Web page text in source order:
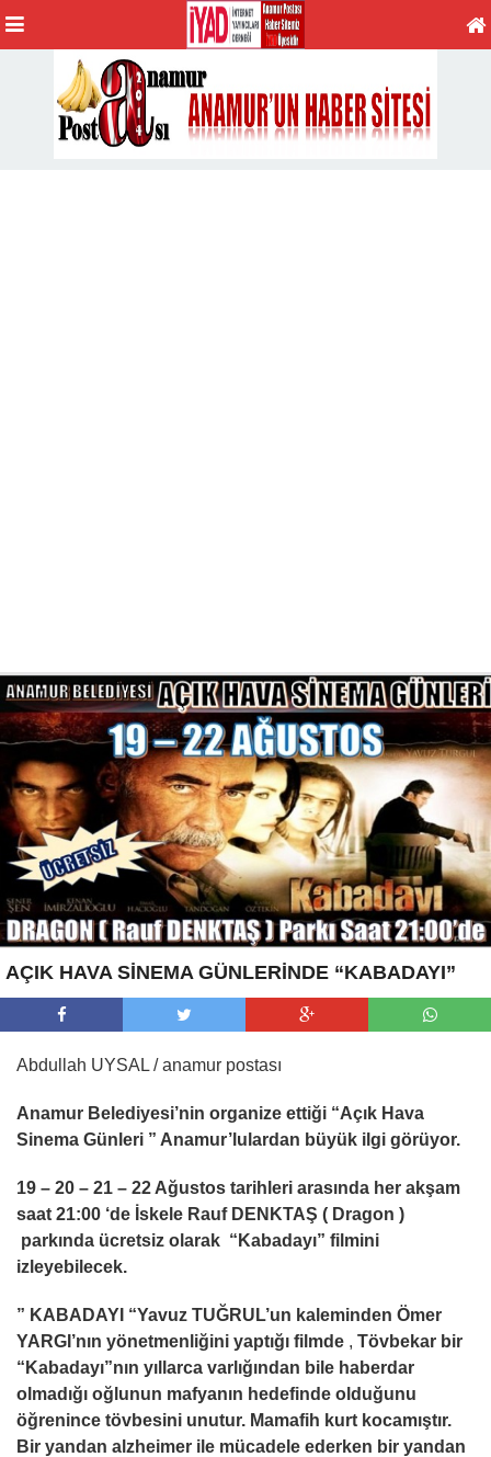
AÇIK HAVA SİNEMA GÜNLERİNDE “KABADAYI”
Abdullah UYSAL / anamur postası
Anamur Belediyesi’nin organize ettiği “Açık Hava
Sinema Günleri ” Anamur’lulardan büyük ilgi görüyor.
19 – 20 – 21 – 22 Ağustos tarihleri arasında her akşam
saat 21:00 ‘de İskele Rauf DENKTAŞ ( Dragon )
parkında ücretsiz olarak “Kabadayı” filmini
izleyebilecek.
” KABADAYI “Yavuz TUĞRUL’un kaleminden Ömer
YARGI’nın yönetmenliğini yaptığı filmde , Tövbekar bir
“Kabadayı”nın yıllarca varlığından bile haberdar
olmadığı oğlunun mafyanın hedefinde olduğunu
öğrenince tövbesini unutur. Mamafih kurt kocamıştır.
Bir yandan alzheimer ile mücadele ederken bir yandan